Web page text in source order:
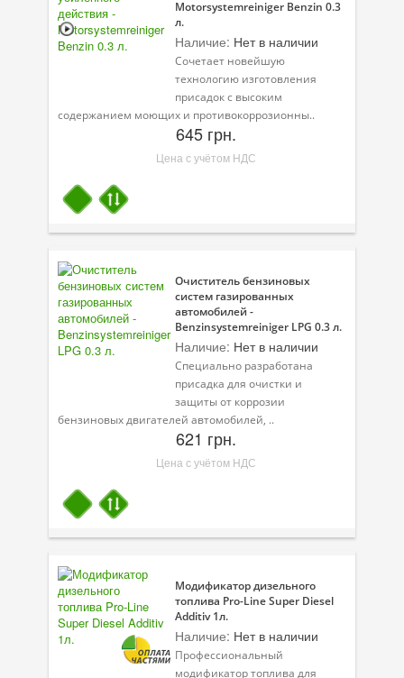
Motorsystemreiniger Benzin 0.3
л.
Наличие: Нет в наличии
Сочетает новейшую
технологию изготовления
присадок с высоким
содержанием моющих и противокоррозионны..
645 грн.
Цена с учётом НДС
Очиститель бензиновых
систем газированных
автомобилей -
Benzinsystemreiniger LPG 0.3 л.
Наличие: Нет в наличии
Специально разработана
присадка для очистки и
защиты от коррозии
бензиновых двигателей автомобилей, ..
621 грн.
Цена с учётом НДС
Модификатор дизельного
топлива Pro-Line Super Diesel
Additiv 1л.
Наличие: Нет в наличии
Профессиональный
модификатор топлива для